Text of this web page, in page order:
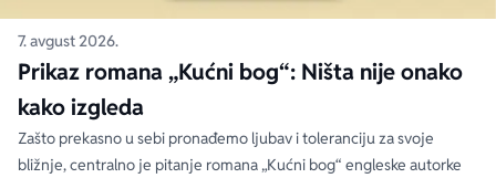
7. avgust 2026.
Prikaz romana „Kućni bog“: Ništa nije onako
kako izgleda
Zašto prekasno u sebi pronađemo ljubav i toleranciju za svoje
bližnje, centralno je pitanje romana „Kućni bog“ engleske autorke